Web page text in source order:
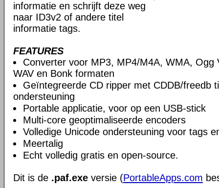
informatie en schrijft deze weg
naar ID3v2 of andere titel
informatie tags.
FEATURES
Converter voor MP3, MP4/M4A, WMA, Ogg
WAV en Bonk formaten
Geïntegreerde CD ripper met CDDB/freedb
ondersteuning
Portable applicatie, voor op een USB-stick
Multi-core geoptimaliseerde encoders
Volledige Unicode ondersteuning voor tags
Meertalig
Echt volledig gratis en open-source.
Dit is de .paf.exe versie (PortableApps.com